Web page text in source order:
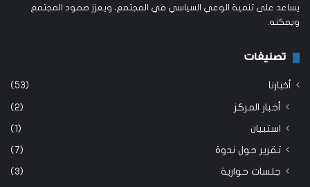
يساعد على تنمية الوعي السياسي في المجتمع، ويعزز صمود المجتمع
ويمكنه.
تصنيفات
أخبارنا (53)
أخبار المركز (2)
استبيان (1)
تقرير حول ندوة (7)
جلسات حوارية (3)